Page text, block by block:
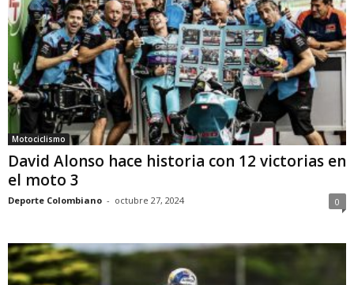
Motociclismo
David Alonso hace historia con 12 victorias en
el moto 3
Deporte Colombiano - octubre 27, 2024 0